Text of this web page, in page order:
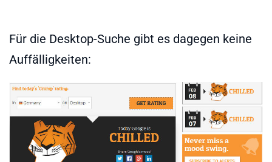
Für die Desktop-Suche gibt es dagegen keine
Auffälligkeiten: